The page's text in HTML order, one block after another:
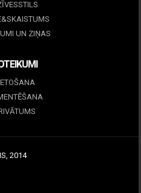
UN ZIŅAS
2014